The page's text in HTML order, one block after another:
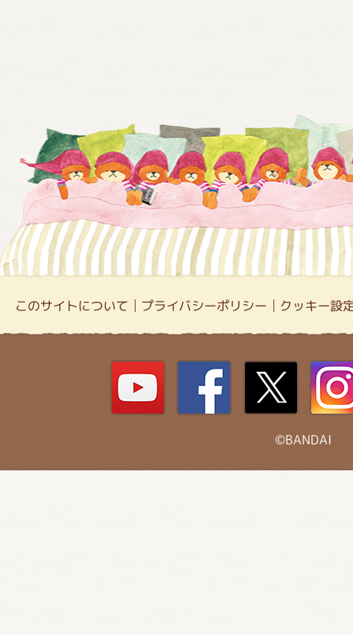
このサイトについて プライバシーポリシー クッキー設
©BANDAI